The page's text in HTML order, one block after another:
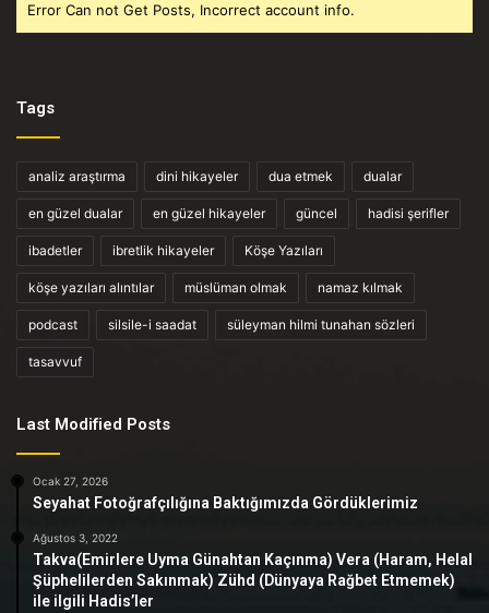
Error Can not Get Posts, Incorrect account info.
Tags
analiz araştırma dini hikayeler dua etmek dualar
en güzel dualar en güzel hikayeler güncel hadisi şerifler
ibadetler ibretlik hikayeler Köşe Yazıları
köşe yazıları alıntılar müslüman olmak namaz kılmak
podcast silsile-i saadat süleyman hilmi tunahan sözleri
tasavvuf
Last Modified Posts
Ocak 27, 2026
Seyahat Fotoğrafçılığına Baktığımızda Gördüklerimiz
Ağustos 3, 2022
Takva(Emirlere Uyma Günahtan Kaçınma) Vera (Haram, Helal
Şüphelilerden Sakınmak) Zühd (Dünyaya Rağbet Etmemek)
ile ilgili Hadis’ler